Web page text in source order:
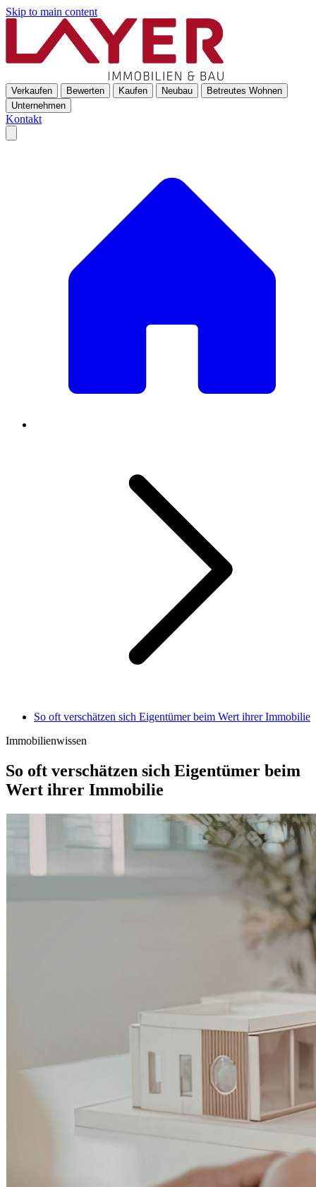
Skip to main content
Verkaufen Bewerten Kaufen Neubau
Betreutes Wohnen
Unternehmen
Kontakt
So oft verschätzen sich Eigentümer beim Wert ihrer Immobilie
Immobilienwissen
So oft verschätzen sich Eigentümer beim
Wert ihrer Immobilie